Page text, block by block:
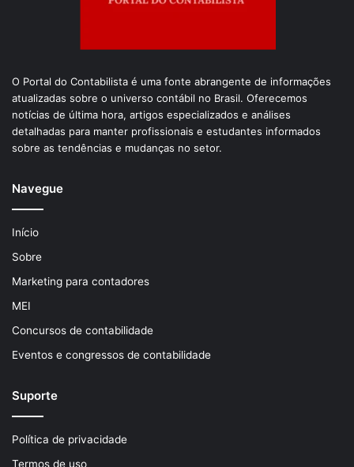
O Portal do Contabilista é uma fonte abrangente de informações
atualizadas sobre o universo contábil no Brasil. Oferecemos
notícias de última hora, artigos especializados e análises
detalhadas para manter profissionais e estudantes informados
sobre as tendências e mudanças no setor.
Navegue
Início
Sobre
Marketing para contadores
MEI
Concursos de contabilidade
Eventos e congressos de contabilidade
Suporte
Política de privacidade
Termos de uso